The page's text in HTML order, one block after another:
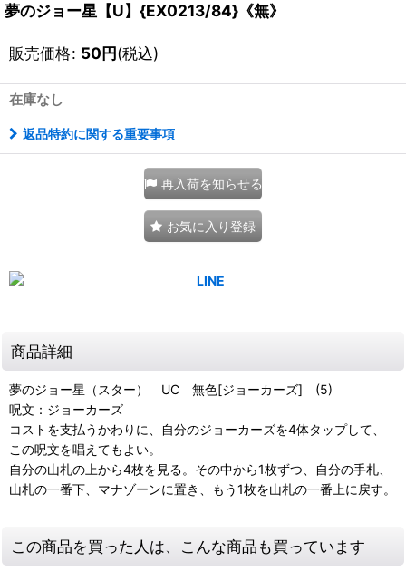
夢のジョー星【U】{EX0213/84}《無》
販売価格: 50円(税込)
在庫なし
返品特約に関する重要事項
再入荷を知らせる
お気に入り登録
商品詳細
夢のジョー星（スター） UC 無色[ジョーカーズ] (5)
呪文：ジョーカーズ
コストを支払うかわりに、自分のジョーカーズを4体タップして、
この呪文を唱えてもよい。
自分の山札の上から4枚を見る。その中から1枚ずつ、自分の手札、
山札の一番下、マナゾーンに置き、もう1枚を山札の一番上に戻す。
この商品を買った人は、こんな商品も買っています